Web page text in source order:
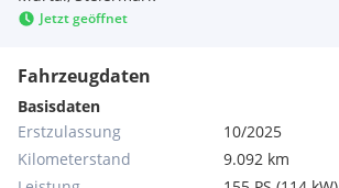
Jetzt geöffnet
Fahrzeugdaten
Basisdaten
Erstzulassung
10/2025
Kilometerstand
9.092 km